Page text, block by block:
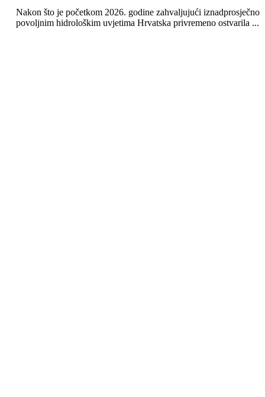
Nakon što je početkom 2026. godine zahvaljujući iznadprosječno
povoljnim hidrološkim uvjetima Hrvatska privremeno ostvarila ...